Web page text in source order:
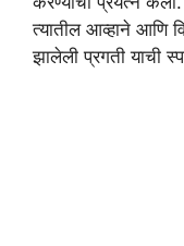
त्यातील आव्हाने आणि
झालेली प्रगती याची